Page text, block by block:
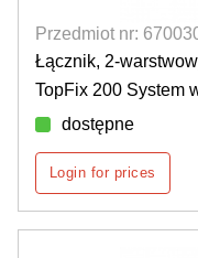
Przedmiot nr:
Łącznik, 2-
TopFix 200 System
dostępne
Login for prices